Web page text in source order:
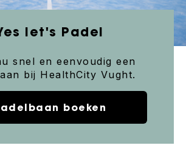
let's Padel
snel en eenvoudig een
bij HealthCity Vught.
boeken